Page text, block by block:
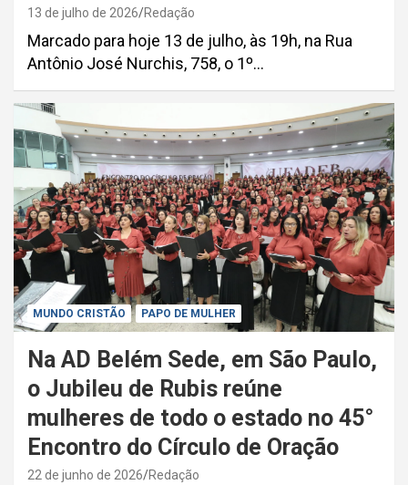
13 de julho de 2026 Redação
Marcado para hoje 13 de julho, às 19h, na Rua
Antônio José Nurchis, 758, o 1º…
MUNDO CRISTÃO PAPO DE MULHER
Na AD Belém Sede, em São Paulo,
o Jubileu de Rubis reúne
mulheres de todo o estado no 45°
Encontro do Círculo de Oração
22 de junho de 2026 Redação